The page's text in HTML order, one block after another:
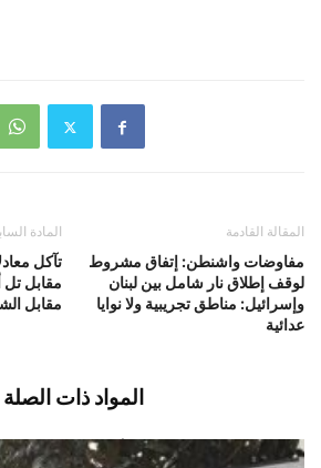
المادة
تآكل
مقابل تل
مقابل
المقالة القادمة
مفاوضات واشنطن: إتفاق مشروط
لوقف إطلاق نار شامل بين لبنان
وإسرائيل: مناطق تجريبية ولا نوايا
عدائية
المواد ذات الصلة
وزارة الطاقة والمياه: لا أزمة محروقات…